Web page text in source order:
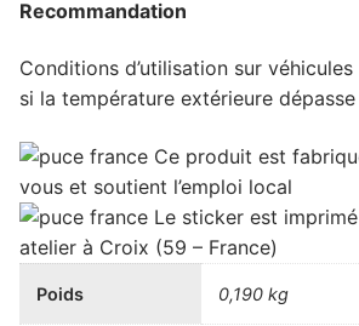
Recommandation
Conditions d’utilisation sur
si la température extérieure dépasse
Ce produit est
vous et soutient l’emploi local
Le sticker est
atelier à Croix (59 – France)
Poids 0,190 kg